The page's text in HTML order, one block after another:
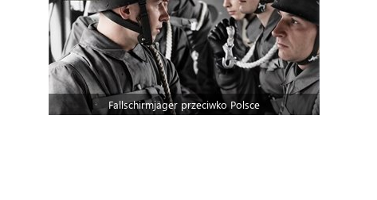
Fallschirmjäger przeciwko Polsce